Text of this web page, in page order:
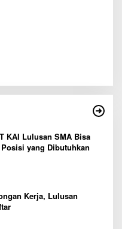
KAI Lulusan SMA Bisa
Posisi yang Dibutuhkan
Kerja, Lulusan